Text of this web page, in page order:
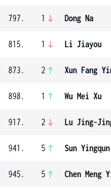
797. 1 Dong Na
815. 1 Li Jiayou
873. 2 Xun Fang
898. 1 Wu Mei Xu
917. 2 Lu Jing-
941. 5 Sun Yingqun
945. 5 Chen Meng